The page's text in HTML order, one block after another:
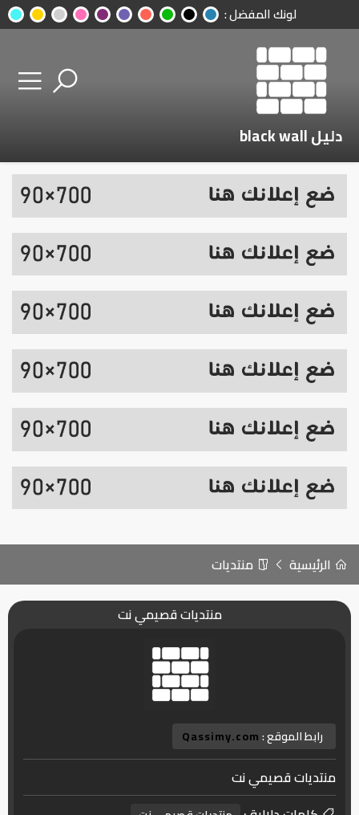
لونك المفضل :
دليل black wall
الرئيسية منتديات
منتديات قصيمي نت
رابط الموقع :Qassimy.com
منتديات قصيمي نت